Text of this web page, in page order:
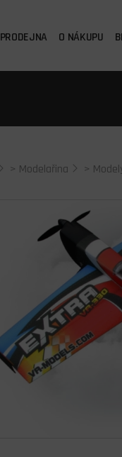
PRODEJNA O NÁKUPU
> Modelařina >